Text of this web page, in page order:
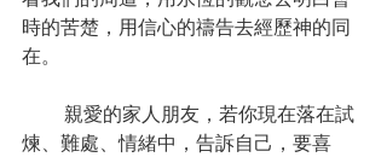
時的苦楚，用信心的禱告去經歷神的同
在。
煉、難處、情緒中，告訴自己，要喜